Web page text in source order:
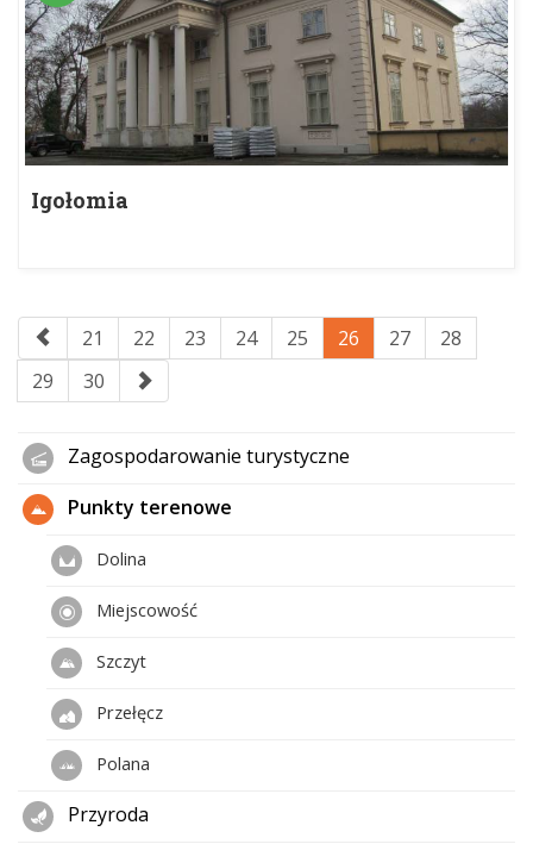
Igołomia
21 22 23 24 25 26 27
28
29
30
Zagospodarowanie turystyczne
Punkty terenowe
Dolina
Miejscowość
Szczyt
Przełęcz
Polana
Przyroda